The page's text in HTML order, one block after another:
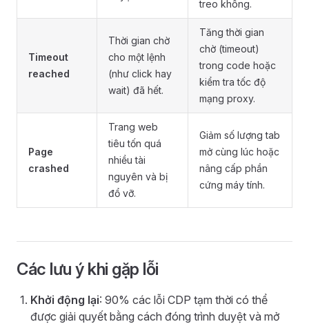
treo không.
Timeout
reached
Thời gian chờ
cho một lệnh
(như click hay
wait) đã hết.
Tăng thời gian
chờ (timeout)
trong code hoặc
kiểm tra tốc độ
mạng proxy.
Page
crashed
Trang web
tiêu tốn quá
nhiều tài
nguyên và bị
đổ vỡ.
Giảm số lượng tab
mở cùng lúc hoặc
nâng cấp phần
cứng máy tính.
Các lưu ý khi gặp lỗi
Khởi động lại: 90% các lỗi CDP tạm thời có thể
được giải quyết bằng cách đóng trình duyệt và mở